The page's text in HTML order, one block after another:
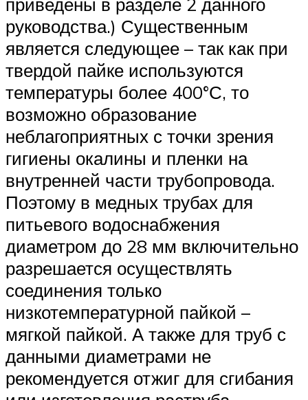
руководства.) Существенным
является следующее – так как при
твердой пайке используются
температуры более 400°С, то
возможно образование
неблагоприятных с точки зрения
гигиены окалины и пленки на
внутренней части трубопровода.
Поэтому в медных трубах для
питьевого водоснабжения
диаметром до 28 мм включительно
разрешается осуществлять
соединения только
низкотемпературной пайкой –
мягкой пайкой. А также для труб с
данными диаметрами не
рекомендуется отжиг для сгибания